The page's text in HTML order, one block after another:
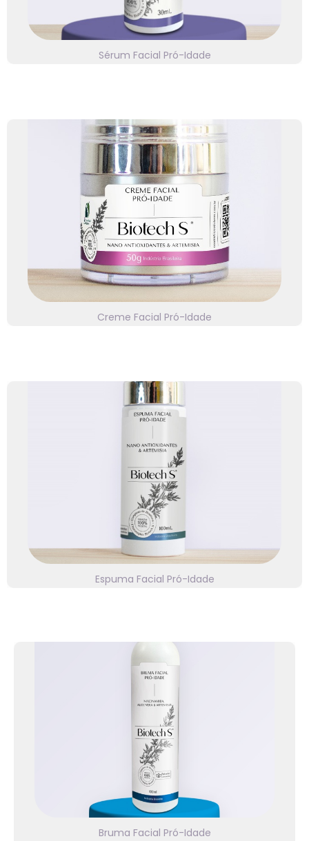
Sérum Facial Pró-Idade
Creme Facial Pró-Idade
Linha Biotech S
Eficácia sustentável e comprovada logo na primeira
aplicação.
Clique e saiba mais.
Espuma Facial Pró-Idade
Linha Biotech S
Nano antioxidantes e artemísia. Clique e saiba mais!
Bruma Facial Pró-Idade
Linha Biotech S
Com nano antioxidantes & artemisia. Respostas
positivas para hidratação, viço, luminosidade,
maciez e aspecto da pele. Veja detalhes!